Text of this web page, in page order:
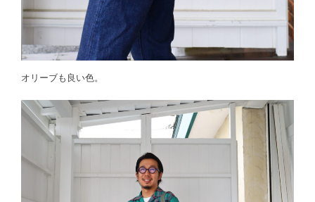
オリーブも良い色。